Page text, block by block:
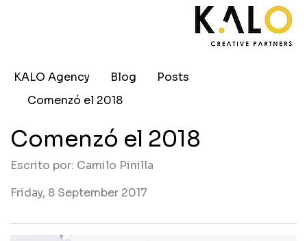
KALO Agency Blog
Posts
Comenzó el 2018
Comenzó el 2018
Escrito por: Camilo Pinilla
Friday, 8 September 2017